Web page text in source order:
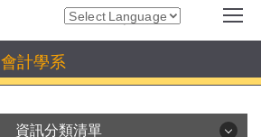
會計學系
Translate
資訊分類清單